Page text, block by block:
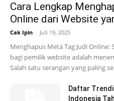
Cara Lengkap
Online dari Website
Cak Ipin - Juli 19, 2025
Menghapus Meta Tag Judi
bagi pemilik website adalah
Salah satu serangan yang paling
Daftar
Indonesia